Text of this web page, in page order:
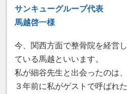
サンキューグループ代表
馬越啓一様
今、関西方面で整骨院を経営し
ている馬越といいます。
私が細谷先生と出会ったのは、
３年前に私がゲストで呼ばれた